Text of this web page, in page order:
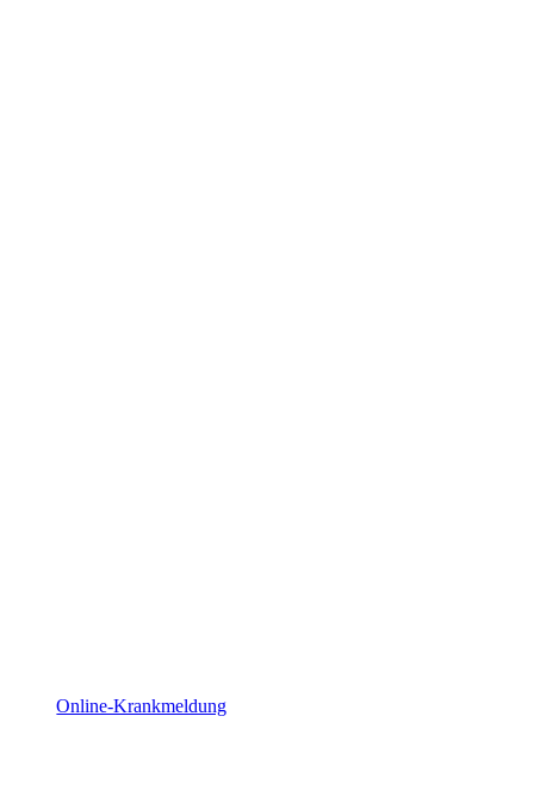
Online-Krankmeldung